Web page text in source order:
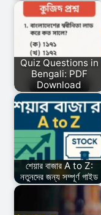
Quiz Questions in
Bengali: PDF
Download
শেয়ার বাজার A to Z:
নতুনদের জন্য সম্পূর্ণ গাইড